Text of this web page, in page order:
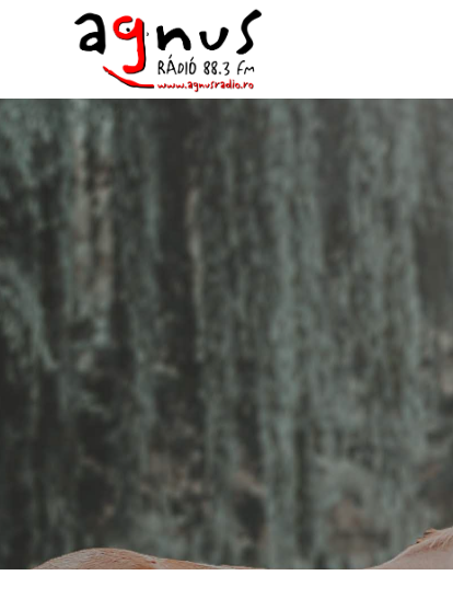
Agnus Rádió
Kolozsvár közösségi rádiója